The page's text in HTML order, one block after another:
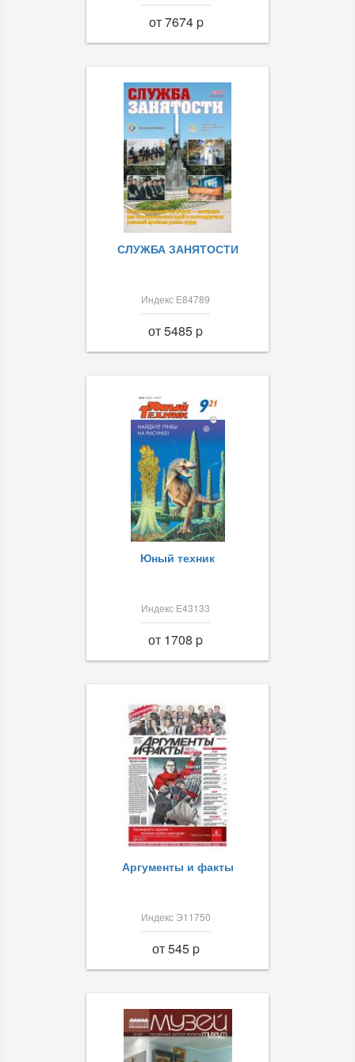
от 7674 p
СЛУЖБА ЗАНЯТОСТИ
Индекс Е84789
от 5485 p
Юный техник
Индекс Е43133
от 1708 p
Аргументы и факты
Индекс Э11750
от 545 p